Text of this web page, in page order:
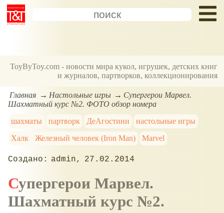
ToyByToy.com - новости мира кукол, игрушек, детских книг
и журналов, партворков, коллекционирования
Главная Настольные игры
Супергерои Марвел.
Шахматный курс №2. ФОТО обзор номера
шахматы
партворк ДеАгостини
настольные игры
Халк
Железный человек (Iron Man) Marvel
admin 27.02.2014
Супергерои Марвел.
Шахматный курс №2.